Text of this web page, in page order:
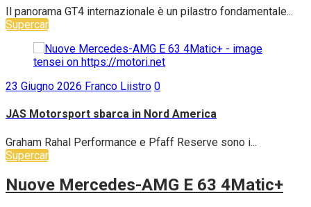
Il panorama GT4 internazionale è un pilastro fondamentale...
Supercar
23 Giugno 2026 Franco Liistro 0
JAS Motorsport sbarca in Nord America
Graham Rahal Performance e Pfaff Reserve sono i...
Supercar
Nuove Mercedes-AMG E 63 4Matic+